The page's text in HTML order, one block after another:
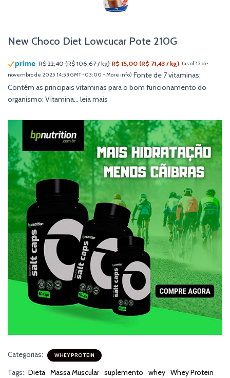
New Choco Diet Lowcucar Pote 210G
R$ 22,40 (R$ 106,67 / kg) R$ 15,00 (R$ 71,43 / kg) (as of 12 de
novembro de 2025 14:53 GMT -03:00 - More info) Fonte de 7 vitaminas:
Contém as principais vitaminas para o bom funcionamento do
organismo: Vitamina... leia mais
Categorias: WHEY PROTEIN
Tags: Dieta Massa Muscular suplemento whey Whey Protein